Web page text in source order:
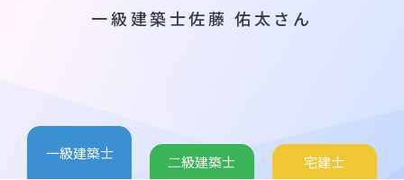
一級建築士佐藤 佑太さん
一級建築士 二級建築士 宅建士